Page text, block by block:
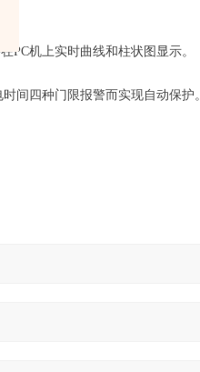
PC机上实时曲线和柱状图显示。
间四种门限报警而实现自动保护。